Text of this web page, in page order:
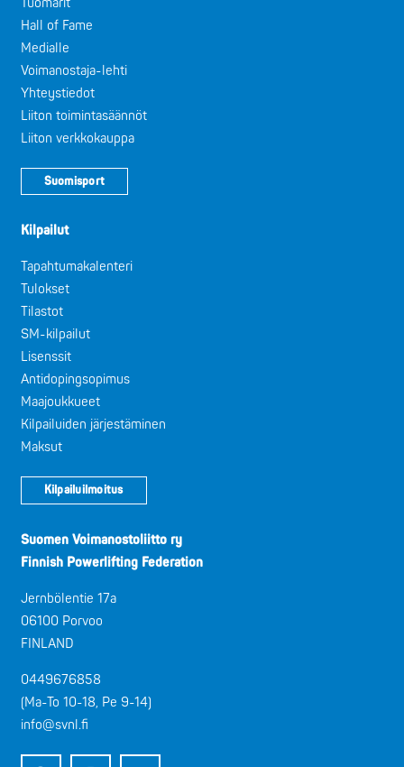
Tuomarit
Hall of Fame
Medialle
Voimanostaja-lehti
Yhteystiedot
Liiton toimintasäännöt
Liiton verkkokauppa
Suomisport
Kilpailut
Tapahtumakalenteri
Tulokset
Tilastot
SM-kilpailut
Lisenssit
Antidopingsopimus
Maajoukkueet
Kilpailuiden järjestäminen
Maksut
Kilpailuilmoitus
Suomen Voimanostoliitto ry
Finnish Powerlifting Federation
Jernbölentie 17a
06100 Porvoo
FINLAND
0449676858
(Ma-To 10-18, Pe 9-14)
info@svnl.fi